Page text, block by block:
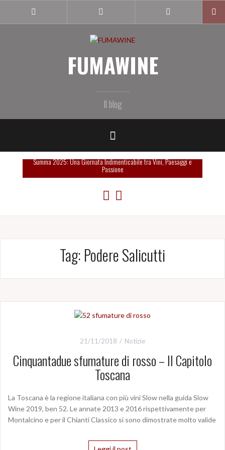
contenutoprofile
profile
profile
FUMAWINE
Il blog
Summa 2025: Una Giornata Indimenticabile tra Vini, Paesaggi e
Passione
Tag: Podere Salicutti
21/11/2018 Notizie
Cinquantadue sfumature di rosso – Il Capitolo
Toscana
La Toscana è la regione italiana con più vini Slow nella guida Slow
Wine 2019, ben 52. Le annate 2013 e 2016 rispettivamente per
Montalcino e per il Chianti Classico si sono dimostrate molto valide